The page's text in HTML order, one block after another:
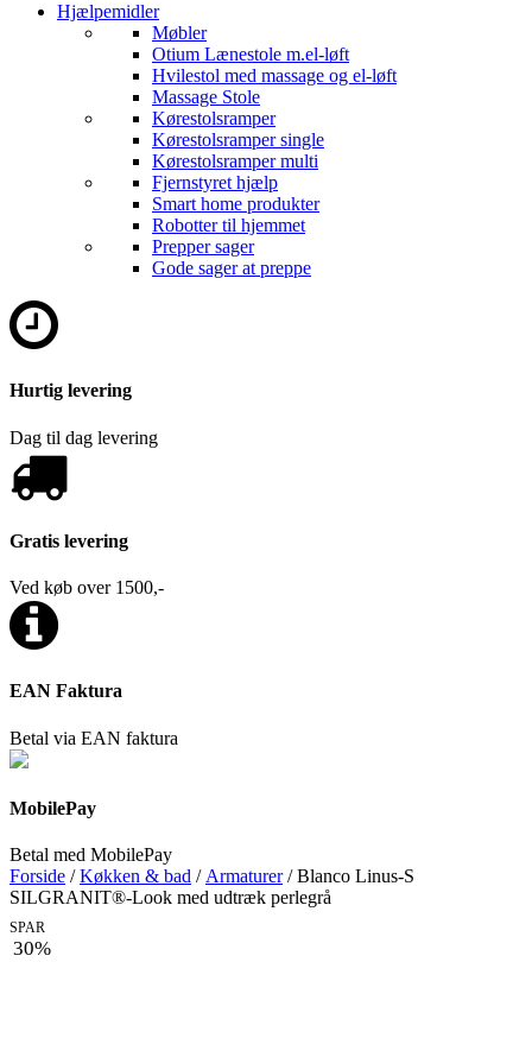
Hjælpemidler
Møbler
Otium Lænestole m.el-løft
Hvilestol med massage og el-løft
Massage Stole
Kørestolsramper
Kørestolsramper single
Kørestolsramper multi
Fjernstyret hjælp
Smart home produkter
Robotter til hjemmet
Prepper sager
Gode sager at preppe
Hurtig levering
Dag til dag levering
Gratis levering
Ved køb over 1500,-
EAN Faktura
Betal via EAN faktura
MobilePay
Betal med MobilePay
Forside /Køkken & bad / Armaturer/ Blanco Linus-S
SILGRANIT®-Look med udtræk perlegrå
SPAR
30%